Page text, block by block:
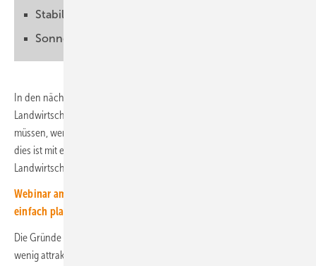
Stabile Erträge mit Agri-PV
Sonnenstrom unterschiedlich nutzen
In den nächsten Jahren werden etwa 100.000
Landwirtschaftsbetriebe in Deutschland einen Nachfolger suchen
müssen, wenn die Betriebsinhaber in den Ruhestand gehen. Doch
dies ist mit einem riesigen Problem verbunden. Denn der
Landwirtschaft fehlt es an ausreichendem Nachwuchs.
Webinar am 14. April 2025: Komplexe Photovoltaikprojekte
einfach planen
Die Gründe dafür sind vielfältig. Die landwirtschaftliche Arbeit wird als
wenig attraktiv angesehen. Dazu kommt noch, dass junge Landwirte